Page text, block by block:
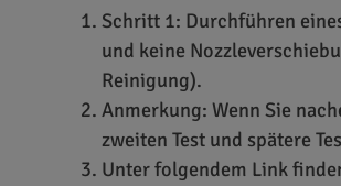
Schritt 1: Durchführen
und keine
Reinigung).
Anmerkung: Wenn Sie
zweiten Test und spätere
Unter folgendem Link